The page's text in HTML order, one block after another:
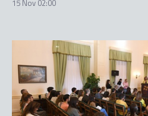
15 Nov 02:00